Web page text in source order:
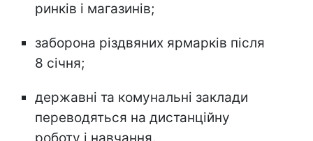
ринків і магазинів;
заборона різдвяних ярмарків після
8 січня;
державні та комунальні заклади
переводяться на дистанційну